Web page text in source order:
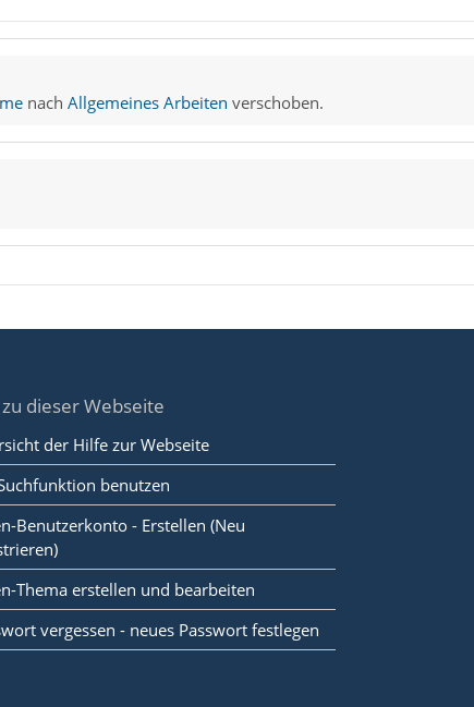
nach Allgemeines Arbeiten verschoben.
dieser Webseite
der Hilfe zur Webseite
benutzen
Benutzerkonto - Erstellen (Neu
Thema erstellen und bearbeiten
vergessen - neues Passwort festlegen